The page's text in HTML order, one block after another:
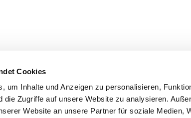
Cookies
um Inhalte und Anzeigen zu personalisieren,
die Zugriffe auf unsere Website zu analysieren.
Website an unsere Partner für soziale Medien,